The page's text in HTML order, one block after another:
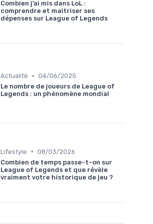
Combien j’ai mis dans LoL :
comprendre et maîtriser ses
dépenses sur League of Legends
Actualité • 04/06/2025
Le nombre de joueurs de League of
Legends : un phénomène mondial
Lifestyle • 08/03/2026
Combien de temps passe-t-on sur
League of Legends et que révèle
vraiment votre historique de jeu ?